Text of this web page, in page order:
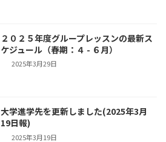
２０２５年度グループレッスンの最新ス
ケジュール（春期：４ - ６月）
2025年3月29日
大学進学先を更新しました(2025年3月
19日報)
2025年3月19日